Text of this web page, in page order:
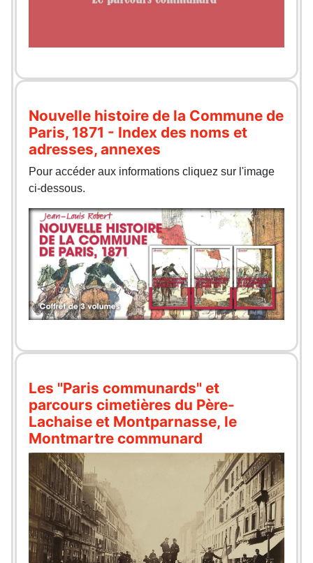
Nouvelle histoire de la Commune de
Paris, 1871 - Index des noms et
adresses, annexes
Pour accéder aux informations cliquez sur l'image
ci-dessous.
Les "Paris communards" et
parcours cimetières du Père-
Lachaise et Montparnasse, le
Montmartre communard